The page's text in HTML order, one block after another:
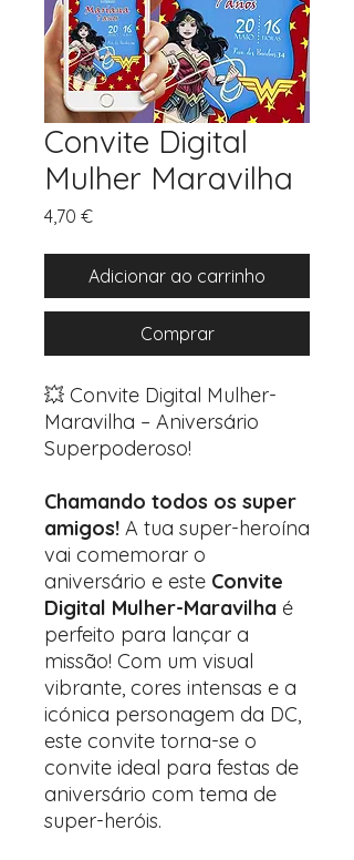
Convite Digital
Mulher Maravilha
4,70 €Preço
Adicionar ao carrinho
Comprar
💥 Convite Digital Mulher-
Maravilha – Aniversário
Superpoderoso!
Chamando todos os super
amigos! A tua super-heroína
vai comemorar o
aniversário e este Convite
Digital Mulher-Maravilha é
perfeito para lançar a
missão! Com um visual
vibrante, cores intensas e a
icónica personagem da DC,
este convite torna-se o
convite ideal para festas de
aniversário com tema de
super-heróis.